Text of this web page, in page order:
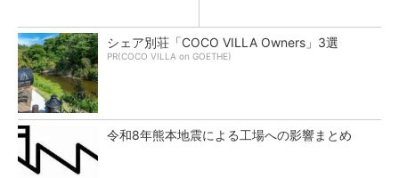
シェア別荘「COCO VILLA Owners」3選
PR(COCO VILLA on GOETHE)
令和8年熊本地震による工場への影響まとめ